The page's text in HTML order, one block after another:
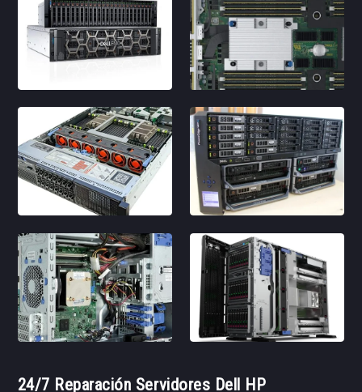
24/7 Reparación Servidores Dell HP